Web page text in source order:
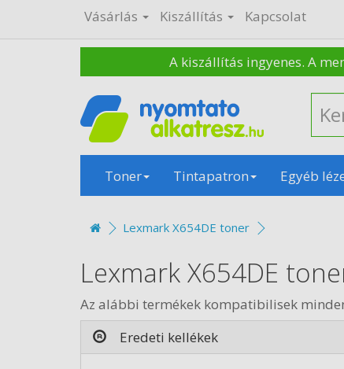
Vásárlás Kiszállítás Kapcsolat
A kiszállítás ingyenes. A
Toner Tintapatron Egyéb
Lexmark X654DE toner
Lexmark X654DE
Az alábbi termékek kompatibilisek
Eredeti kellékek